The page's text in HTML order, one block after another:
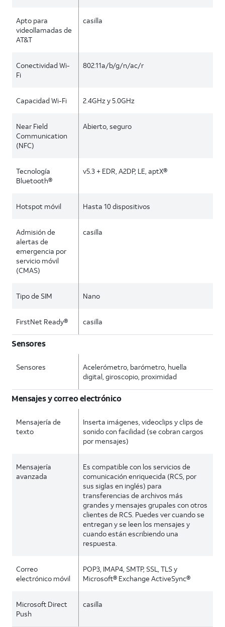
Apto para
videollamadas de
AT&T
casilla
Conectividad Wi-
Fi
802.11a/b/g/n/ac/r
Capacidad Wi-Fi 2.4GHz y 5.0GHz
Near Field
Communication
(NFC)
Abierto, seguro
Tecnología
Bluetooth®
v5.3 + EDR, A2DP, LE, aptX®
Hotspot móvil Hasta 10 dispositivos
Admisión de
alertas de
emergencia por
servicio móvil
(CMAS)
casilla
Tipo de SIM Nano
FirstNet Ready® casilla
Sensores
Sensores
Acelerómetro, barómetro, huella
digital, giroscopio, proximidad
Mensajes y correo electrónico
Mensajería de
texto
Inserta imágenes, videoclips y clips de
sonido con facilidad (se cobran cargos
por mensajes)
Mensajería
avanzada
Es compatible con los servicios de
comunicación enriquecida (RCS, por
sus siglas en inglés) para
transferencias de archivos más
grandes y mensajes grupales con otros
clientes de RCS. Puedes ver cuando se
entregan y se leen los mensajes y
cuando están escribiendo una
respuesta.
Correo
electrónico móvil
POP3, IMAP4, SMTP, SSL, TLS y
Microsoft® Exchange ActiveSync®
Microsoft Direct
Push
casilla